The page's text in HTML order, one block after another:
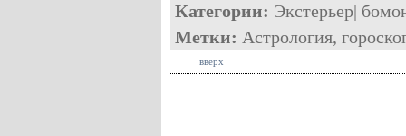
Категории: Экстерьер|
Метки: Астрология,
вверх